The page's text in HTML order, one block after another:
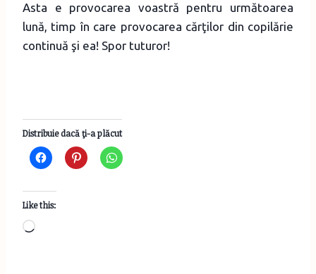
Asta e provocarea voastră pentru următoarea
lună, timp în care provocarea cărţilor din copilărie
continuă şi ea! Spor tuturor!
Distribuie dacă ţi-a plăcut
Like this:
L